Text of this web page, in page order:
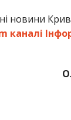
новини
каналі